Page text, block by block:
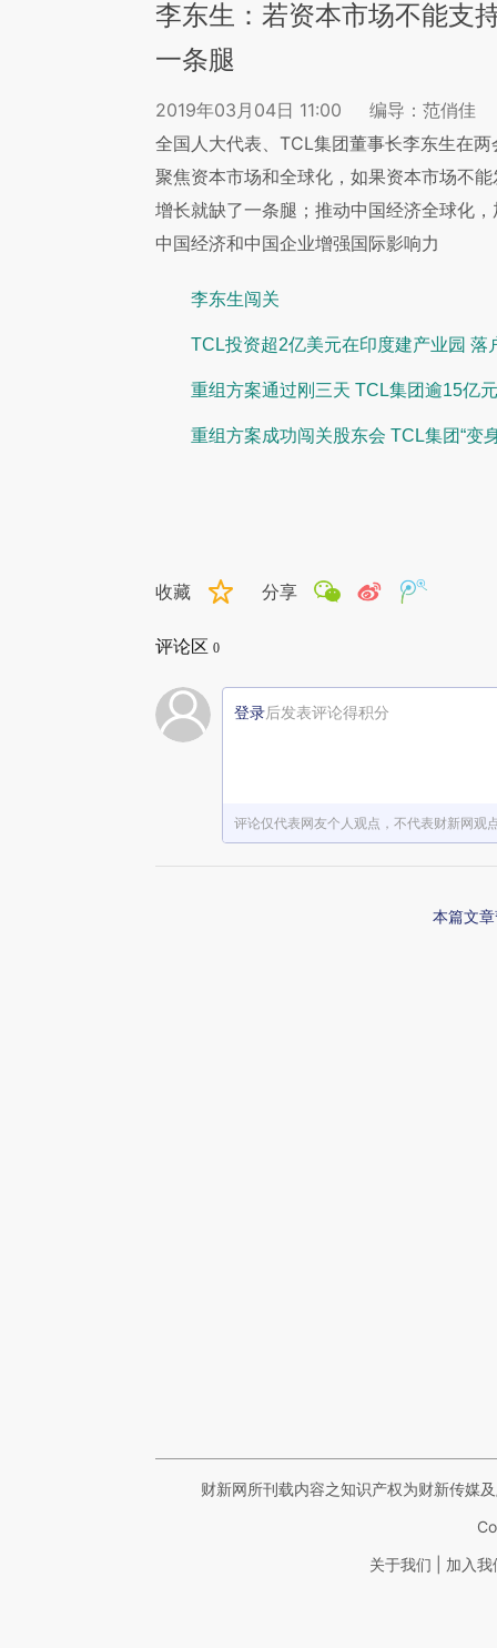
李东生：若资本市场不能支
一条腿
2019年03月04日 11:00
编导：范俏佳
全国人大代表、TCL集团董事长李东生在
聚焦资本市场和全球化，如果资本市场不
增长就缺了一条腿；推动中国经济全球化
中国经济和中国企业增强国际影响力
李东生闯关
TCL投资超2亿美元在印度建产业园 落
重组方案通过刚三天 TCL集团逾15亿
重组方案成功闯关股东会 TCL集团“变
收藏 分享
评论区 0
登录后发表评论得积分
评论仅代表网友个人观点，不代表财新网观
本篇文
财新网所刊载内容之知识产权为财新传媒
关于我们 加入我